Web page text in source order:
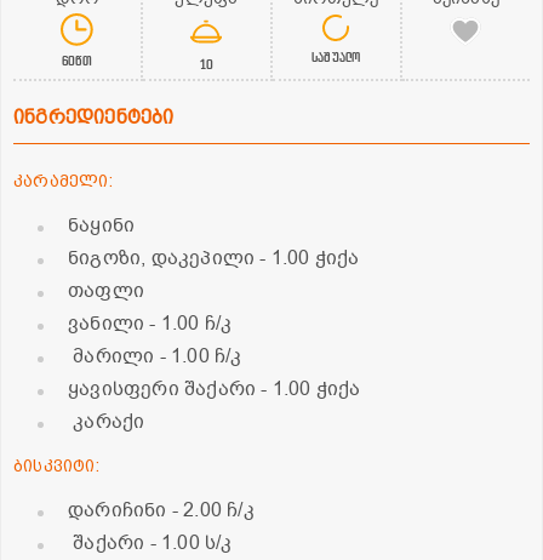
60წთ 10 საშუალო
ინგრედიენტები
კარამელი:
ნაყინი
ნიგოზი, დაკეპილი- 1.00 ჭიქა
თაფლი
ვანილი- 1.00 ჩ/კ
მარილი - 1.00 ჩ/კ
ყავისფერი შაქარი- 1.00 ჭიქა
კარაქი
ბისკვიტი:
დარიჩინი - 2.00 ჩ/კ
შაქარი - 1.00 ს/კ